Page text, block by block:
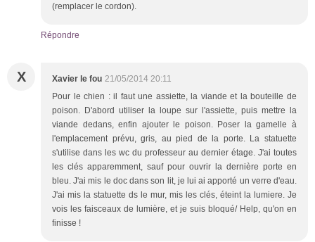
(remplacer le cordon).
Répondre
X Xavier le fou 21/05/2014 20:11
Pour le chien : il faut une assiette, la viande et la bouteille de
poison. D'abord utiliser la loupe sur l'assiette, puis mettre la
viande dedans, enfin ajouter le poison. Poser la gamelle à
l'emplacement prévu, gris, au pied de la porte. La statuette
s'utilise dans les wc du professeur au dernier étage. J'ai toutes
les clés apparemment, sauf pour ouvrir la dernière porte en
bleu. J'ai mis le doc dans son lit, je lui ai apporté un verre d'eau.
J'ai mis la statuette ds le mur, mis les clés, éteint la lumiere. Je
vois les faisceaux de lumière, et je suis bloqué/ Help, qu'on en
finisse !